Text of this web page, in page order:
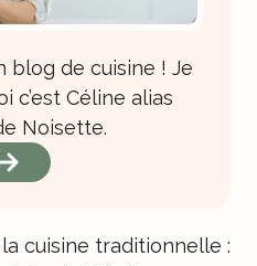
cuisine traditionnelle :
blog de cuisine ! Je
c’est Céline alias
Noisette.